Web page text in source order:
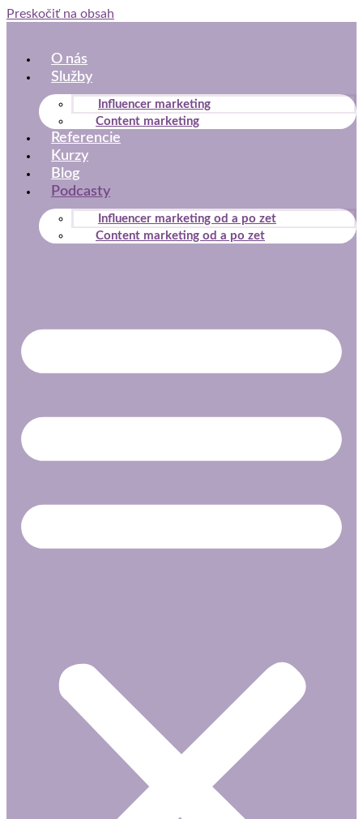
Preskočiť na obsah
O nás
Služby
Influencer marketing
Content marketing
Referencie
Kurzy
Blog
Podcasty
Influencer marketing od a po zet
Content marketing od a po zet